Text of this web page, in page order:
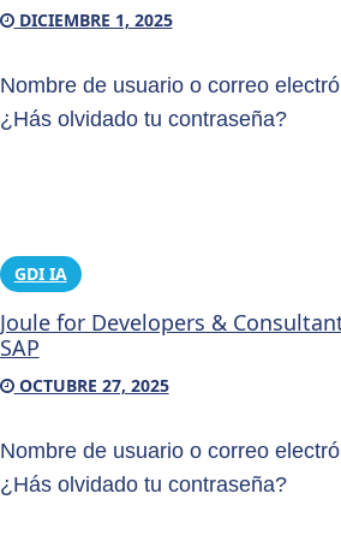
DICIEMBRE 1, 2025
Nombre de usuario o correo
¿Hás olvidado tu contraseña?
GDI IA
Joule for Developers &
SAP
OCTUBRE 27, 2025
Nombre de usuario o correo
¿Hás olvidado tu contraseña?